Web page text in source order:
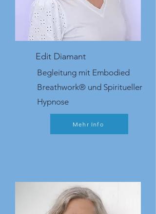
Edit Diamant
Begleitung mit Embodied
Breathwork® und Spiritueller
Hypnose
Mehr Info